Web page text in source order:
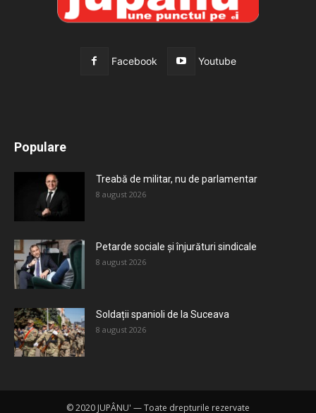
Facebook Youtube
Populare
Treabă de militar, nu de parlamentar
8 august 2026
Petarde sociale și înjurături sindicale
8 august 2026
Soldații spanioli de la Suceava
8 august 2026
© 2020 JUPÂNU' — Toate drepturile rezervate